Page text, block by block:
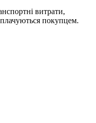
витрати,
покупцем.